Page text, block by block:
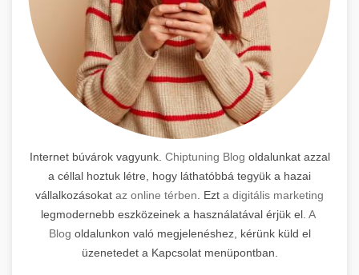
Internet búvárok vagyunk. Chiptuning Blog oldalunkat azzal
a céllal hoztuk létre, hogy láthatóbbá tegyük a hazai
vállalkozásokat az online térben . Ezt a digitális marketing
legmodernebb eszközeinek a használatával érjük el. A
Blog oldalunkon való megjelenéshez, kérünk küld el
üzenetedet a Kapcsolat menüpontban.